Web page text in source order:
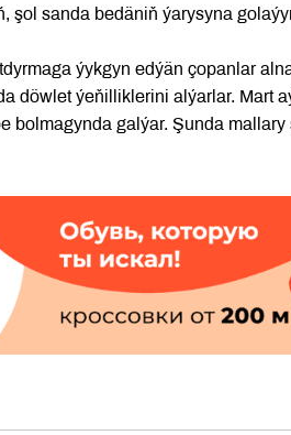
şol sanda bedäniň ýarysyna
ýykgyn edýän çopanlar
döwlet ýeňilliklerini alýarlar. Mart
bolmagynda galýar. Şunda